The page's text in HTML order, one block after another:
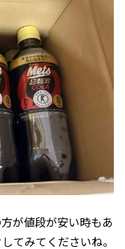
が値段が安い時もあ
てみてくださいね。